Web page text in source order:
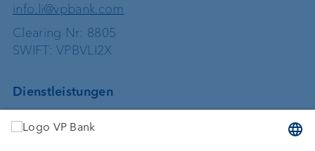
info.li@vpbank.com
Clearing Nr: 8805
SWIFT: VPBVLI2X
Dienstleistungen
Vermögensverwaltung